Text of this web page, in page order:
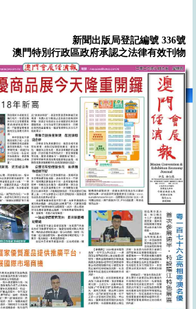
新聞出版局登記編號 336號
澳門特別行政區政府承認之法律有效刊物